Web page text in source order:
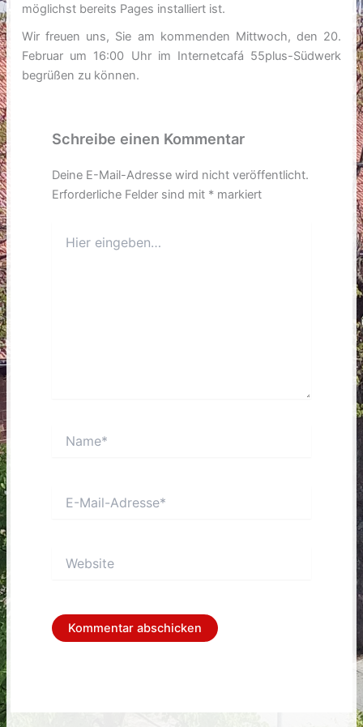
möglichst bereits Pages installiert ist.
Wir freuen uns, Sie am kommenden Mittwoch, den 20.
Februar um 16:00 Uhr im Internetcafá 55plus-Südwerk
begrüßen zu können.
Schreibe einen Kommentar
Deine E-Mail-Adresse wird nicht veröffentlicht.
Erforderliche Felder sind mit *markiert
eingeben…
Mail-